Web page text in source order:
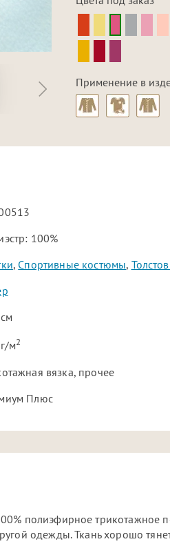
Применение в
100%
, Спортивные костюмы,
м2
вязка, прочее
Плюс
полиэфирное трикотажное
одежды. Ткань хорошо